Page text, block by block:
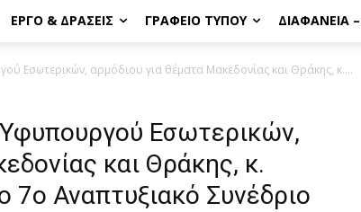
ΈΡΓΟ & ΔΡΆΣΕΙΣ ΓΡΑΦΕΊΟ ΤΎΠΟΥ ΔΙΑΦΆΝΕΙΑ
Εσωτερικών, αρμόδιου για θέματα Μακεδονίας και Θράκης, κ....
Εσωτερικών,
και Θράκης, κ.
7ο Αναπτυξιακό Συνέδριο